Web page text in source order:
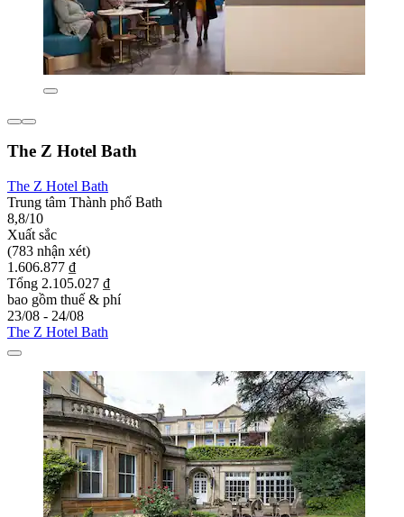
The Z Hotel Bath
The Z Hotel Bath
Trung tâm Thành phố Bath
8,8/10
Xuất sắc
(783 nhận xét)
1.606.877 ₫
Tổng 2.105.027 ₫
bao gồm thuế & phí
23/08 - 24/08
The Z Hotel Bath